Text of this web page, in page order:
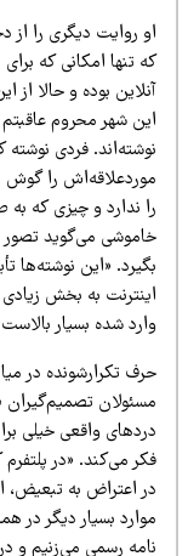
روایت دیگری را از
تنها امکانی که برای
بوده و حالا از این
شهر محروم عاقبتم چه
فردی نوشته که
را گوش
ندارد و چیزی که به طور
می‌گوید تصور
«این نوشته‌ها تأیید
به بخش زیادی از
شده بسیار بالاست.»
تکرارشونده در میان
تصمیم‌گیران صدای
واقعی خیلی
می‌کند. «در پلتفرم
اعتراض به تبعیض،
بسیار دیگر در همین
رسمی می‌زنیم و در